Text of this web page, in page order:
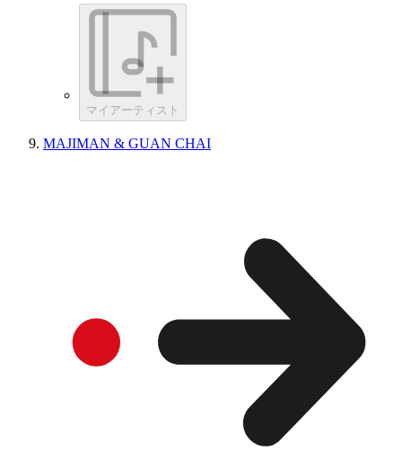
マイアーティスト
MAJIMAN & GUAN CHAI